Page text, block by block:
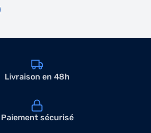
Livraison en 48h
Paiement sécurisé